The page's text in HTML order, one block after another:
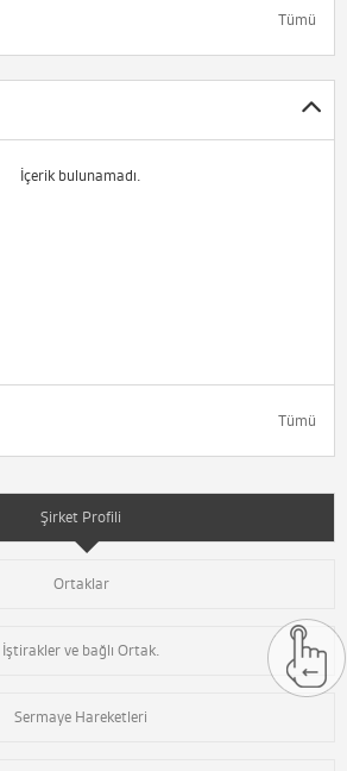
Tümü
İçerik bulunamadı.
Tümü
Şirket Profili
Ortaklar
İştirakler ve bağlı Ortak.
Sermaye Hareketleri